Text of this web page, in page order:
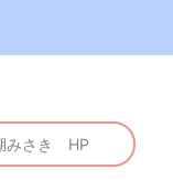
みさき HP